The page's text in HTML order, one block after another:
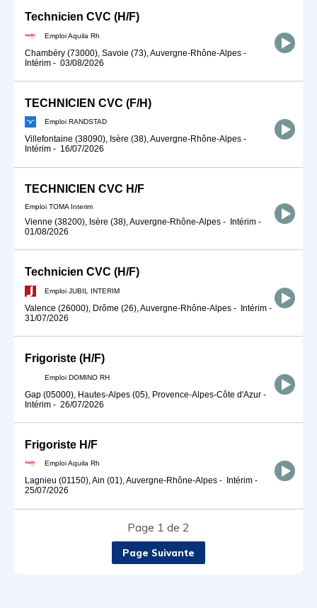
Technicien CVC (H/F)
Emploi Aquila Rh
Chambéry (73000), Savoie (73), Auvergne-Rhône-Alpes -
Intérim - 03/08/2026
TECHNICIEN CVC (F/H)
Emploi RANDSTAD
Villefontaine (38090), Isère (38), Auvergne-Rhône-Alpes -
Intérim - 16/07/2026
TECHNICIEN CVC H/F
Emploi TOMA Interim
Vienne (38200), Isère (38), Auvergne-Rhône-Alpes - Intérim -
01/08/2026
Technicien CVC (H/F)
Emploi JUBIL INTERIM
Valence (26000), Drôme (26), Auvergne-Rhône-Alpes - Intérim -
31/07/2026
Frigoriste (H/F)
Emploi DOMINO RH
Gap (05000), Hautes-Alpes (05), Provence-Alpes-Côte d'Azur -
Intérim - 26/07/2026
Frigoriste H/F
Emploi Aquila Rh
Lagnieu (01150), Ain (01), Auvergne-Rhône-Alpes - Intérim -
25/07/2026
Page 1 de 2
Page Suivante